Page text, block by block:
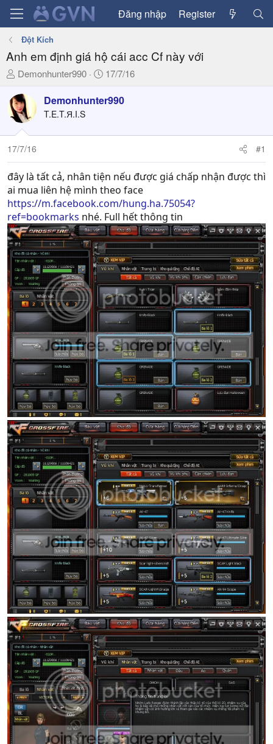
Đăng nhập Register
Đột Kích
Anh em định giá hộ cái acc Cf này với
T
r
e
a
d
s
t
a
r
t
e
r
Demonhunter990
N
à
ử
17/7/16
Demonhunter990
T.E.T.Я.I.S
17/7/16 #1
đây là tất cả, nhân tiện nếu được giá chấp nhận được thì
ai mua liên hệ mình theo face
https://m.facebook.com/hung.ha.75054?
ref=bookmarks nhé. Full hết thông tin